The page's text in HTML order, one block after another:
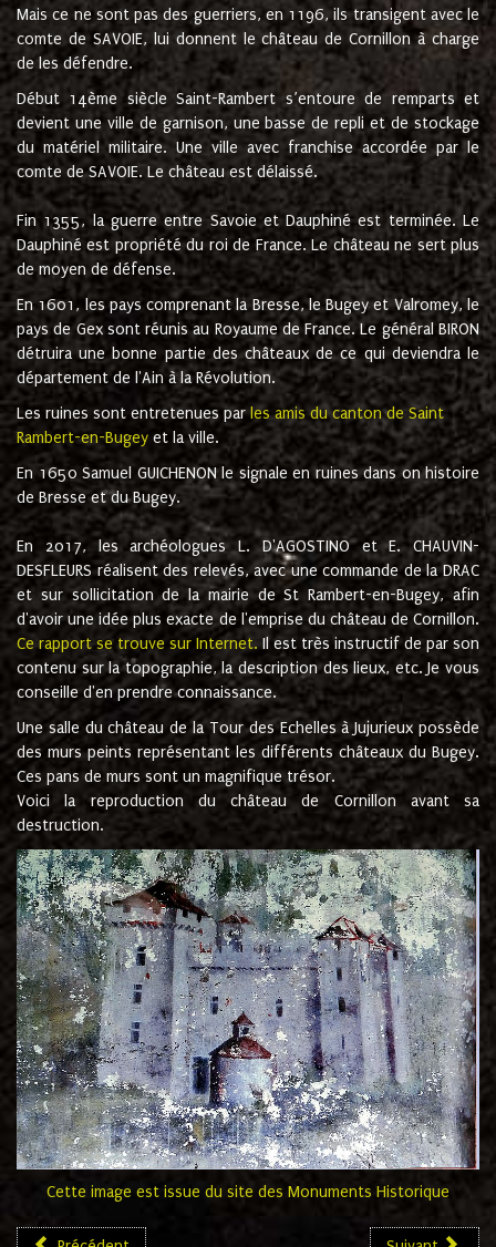
Mais ce ne sont pas des guerriers, en 1196, ils transigent avec le
comte de SAVOIE, lui donnent le château de Cornillon à charge
de les défendre.
Début 14ème siècle Saint-Rambert s’entoure de remparts et
devient une ville de garnison, une basse de repli et de stockage
du matériel militaire. Une ville avec franchise accordée par le
comte de SAVOIE. Le château est délaissé.
Fin 1355, la guerre entre Savoie et Dauphiné est terminée. Le
Dauphiné est propriété du roi de France. Le château ne sert plus
de moyen de défense.
En 1601, les pays comprenant la Bresse, le Bugey et Valromey, le
pays de Gex sont réunis au Royaume de France. Le général BIRON
détruira une bonne partie des châteaux de ce qui deviendra le
département de l'Ain à la Révolution.
Les ruines sont entretenues parles amis du canton de Saint
Rambert-en-Bugey et la ville.
En 1650 Samuel GUICHENON le signale en ruines dans on histoire
de Bresse et du Bugey.
En 2017, les archéologues L. D'AGOSTINO et E. CHAUVIN-
DESFLEURS réalisent des relevés, avec une commande de la DRAC
et sur sollicitation de la mairie de St Rambert-en-Bugey, afin
d'avoir une idée plus exacte de l'emprise du château de Cornillon.
Ce rapport se trouve sur Internet. Il est très instructif de par son
contenu sur la topographie, la description des lieux, etc. Je vous
conseille d'en prendre connaissance.
Une salle du château de la Tour des Echelles à Jujurieux possède
des murs peints représentant les différents châteaux du Bugey.
Ces pans de murs sont un magnifique trésor.
Voici la reproduction du château de Cornillon avant sa
destruction.
Cette image est issue du site des Monuments Historique